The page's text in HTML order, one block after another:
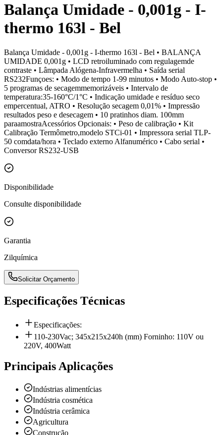
Balança Umidade - 0,001g - I-
thermo 163l - Bel
Balança Umidade - 0,001g - I-thermo 163l - Bel • BALANÇA
UMIDADE 0,001g • LCD retroiluminado com regulagemde
contraste • Lâmpada Alógena-Infravermelha • Saída serial
RS232Funçoes: • Modo de tempo 1-99 minutos • Modo Auto-stop •
5 programas de secagemmemorizáveis • Intervalo de
temperatura:35-160°C/1°C • Indicação umidade e resíduo seco
empercentual, ATRO • Resolução secagem 0,01% • Impressão
resultados peso e desecagem • 10 pratinhos diam. 100mm
paraamostraAcessórios Opcionais: • Peso de calibração • Kit
Calibração Termômetro,modelo STCi-01 • Impressora serial TLP-
50 comdata/hora • Teclado externo Alfanumérico • Cabo serial •
Conversor RS232-USB
Disponibilidade
Consulte disponibilidade
Garantia
Zilquímica
Solicitar Orçamento
Especificações Técnicas
Especificações:
110-230Vac; 345x215x240h (mm) Forninho: 110V ou
220V, 400Watt
Principais Aplicações
Indústrias alimentícias
Indústria cosmética
Indústria cerâmica
Agricultura
Construção